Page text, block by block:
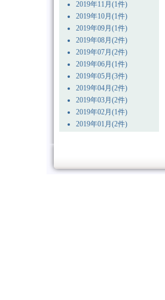
2019年11月(1件)
2019年10月(1件)
2019年09月(1件)
2019年08月(2件)
2019年07月(2件)
2019年06月(1件)
2019年05月(3件)
2019年04月(2件)
2019年03月(2件)
2019年02月(1件)
2019年01月(2件)